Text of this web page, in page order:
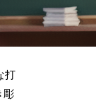
打
彫